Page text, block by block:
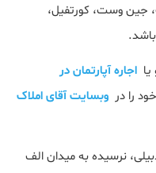
جین وست، کورتفیل،
یا اجاره آپارتمان در
را در وبسایت آقای املاک
نرسیده به میدان الف